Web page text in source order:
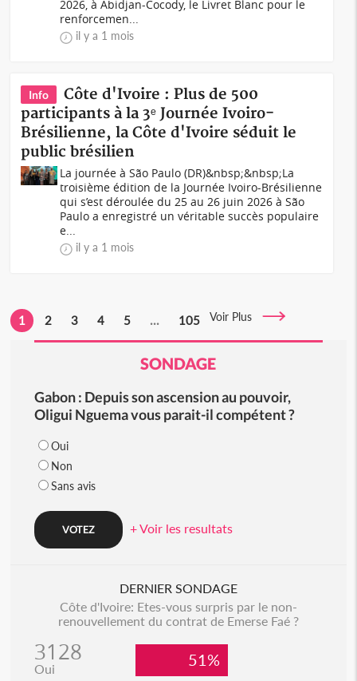
2026, à Abidjan-Cocody, le Livret Blanc pour le
renforcemen...
il y a 1 mois
Info
Côte d'Ivoire : Plus de 500
participants à la 3ᵉ Journée Ivoiro-
Brésilienne, la Côte d'Ivoire séduit le
public brésilien
La journée à São Paulo (DR)&nbsp;&nbsp;La
troisième édition de la Journée Ivoiro-Brésilienne
qui s’est déroulée du 25 au 26 juin 2026 à São
Paulo a enregistré un véritable succès populaire
e...
il y a 1 mois
1 2 3 4 5 ... 105 Voir Plus
SONDAGE
Gabon : Depuis son ascension au pouvoir,
Oligui Nguema vous parait-il compétent ?
Oui
Non
Sans avis
+ Voir les resultats
DERNIER SONDAGE
Côte d'Ivoire: Etes-vous surpris par le non-
renouvellement du contrat de Emerse Faé ?
3128
Oui 51%